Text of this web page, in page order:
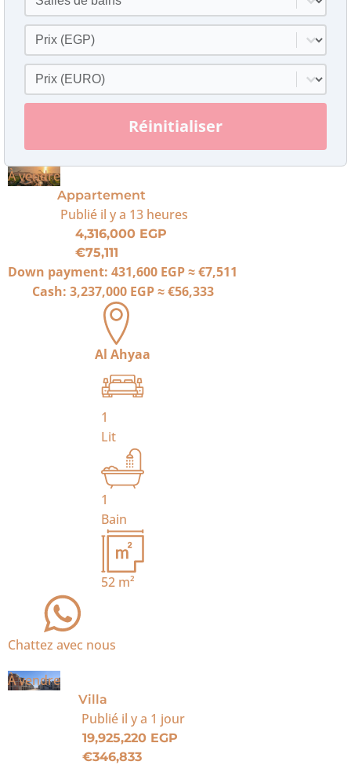
Prix
Sélectionner le contenu
Prix en euros
Sélectionner le contenu
Réinitialiser
À vendre
Appartement
Publié il y a 13 heures
4,316,000 EGP
€75,111
Down payment: 431,600 EGP≈€7,511
Cash: 3,237,000 EGP≈€56,333
Al Ahyaa
1
Lit
1
Bain
52 m²
Chattez avec nous
À vendre
Villa
Publié il y a 1 jour
19,925,220 EGP
€346,833